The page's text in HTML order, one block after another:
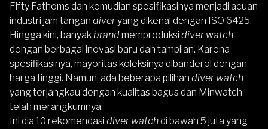
Fifty Fathomsdan kemudian spesifikasinya menjadi acuan
industri jam tangan diveryang dikenal dengan ISO 6425.
Hingga kini, banyakbrandmemproduksi diver watch
dengan berbagai inovasi baru dan tampilan. Karena
spesifikasinya, mayoritas koleksinya dibanderol dengan
harga tinggi. Namun, ada beberapa pilihan diver watch
yang terjangkau dengan kualitas bagus dan Minwatch
telah merangkumnya.
Ini dia 10 rekomendasi diver watchdi bawah 5 juta yang